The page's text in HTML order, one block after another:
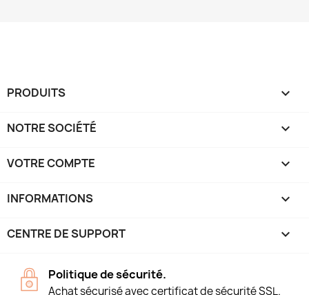
PRODUITS 
NOTRE SOCIÉTÉ 
VOTRE COMPTE 
INFORMATIONS keyboard_arrow_down
CENTRE DE SUPPORT 
Politique de sécurité.
Achat sécurisé avec certificat de sécurité SSL.